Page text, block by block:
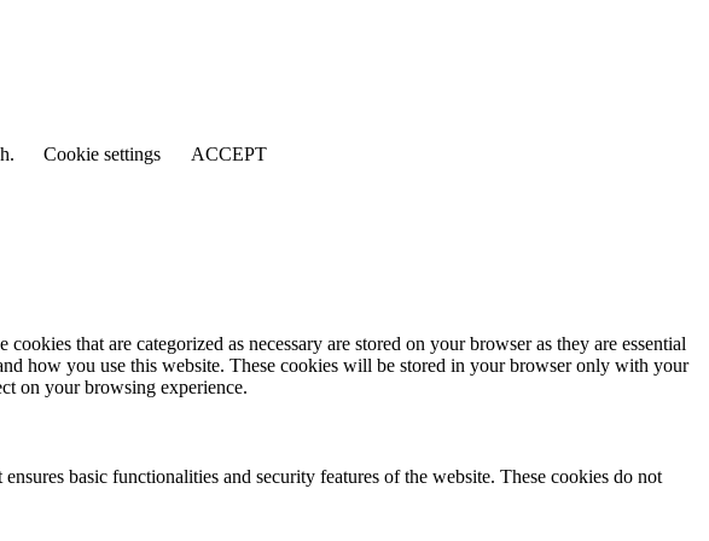
Cookie settings
ACCEPT
that are categorized as necessary are stored on your browser as they are essential
how you use this website. These cookies will be stored in your browser only with your
on your browsing experience.
basic functionalities and security features of the website. These cookies do not